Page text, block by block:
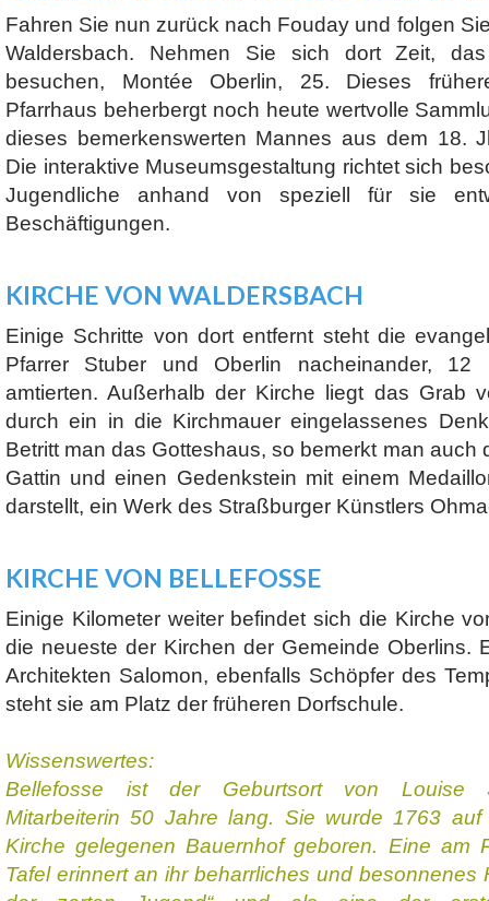
Fahren Sie nun zurück nach Fouday und folgen
Waldersbach. Nehmen Sie sich dort Zeit,
besuchen, Montée Oberlin, 25. Dieses
Pfarrhaus beherbergt noch heute wertvolle
dieses bemerkenswerten Mannes aus dem 18.
Die interaktive Museumsgestaltung richtet sich
Jugendliche anhand von speziell für sie
Beschäftigungen.
KIRCHE VON WALDERSBACH
Einige Schritte von dort entfernt steht die
Pfarrer Stuber und Oberlin nacheinander,
amtierten. Außerhalb der Kirche liegt das Grab
durch ein in die Kirchmauer eingelassenes
Betritt man das Gotteshaus, so bemerkt man auch
Gattin und einen Gedenkstein mit einem
darstellt, ein Werk des Straßburger Künstlers
KIRCHE VON BELLEFOSSE
Einige Kilometer weiter befindet sich die Kirche
die neueste der Kirchen der Gemeinde Oberlins.
Architekten Salomon, ebenfalls Schöpfer des
steht sie am Platz der früheren Dorfschule.
Wissenswertes:
Bellefosse ist der Geburtsort von Louise
Mitarbeiterin 50 Jahre lang. Sie wurde 1763
Kirche gelegenen Bauernhof geboren. Eine am
Tafel erinnert an ihr beharrliches und besonnenes